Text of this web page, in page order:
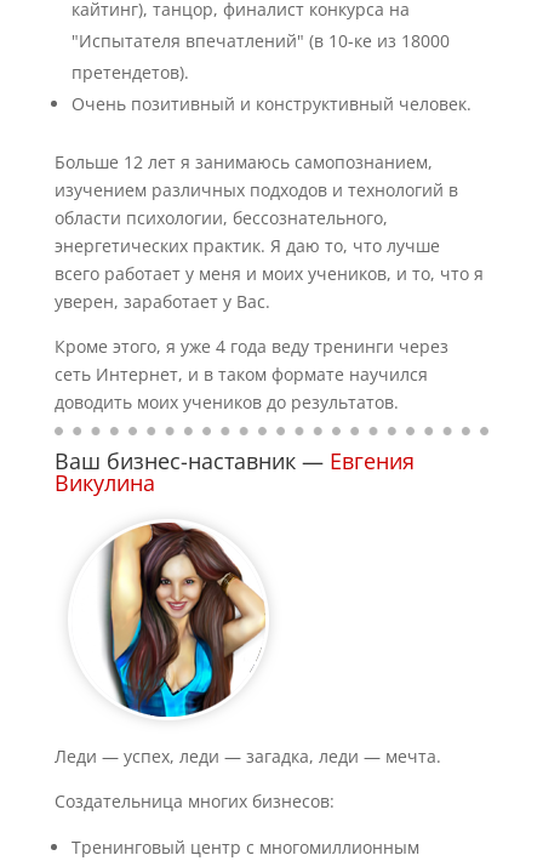
кайтинг), танцор, финалист конкурса на
"Испытателя впечатлений" (в 10-ке из 18000
претендетов).
Очень позитивный и конструктивный человек.
Больше 12 лет я занимаюсь самопознанием,
изучением различных подходов и технологий в
области психологии, бессознательного,
энергетических практик. Я даю то, что лучше
всего работает у меня и моих учеников, и то, что я
уверен, заработает у Вас.
Кроме этого, я уже 4 года веду тренинги через
сеть Интернет, и в таком формате научился
доводить моих учеников до результатов.
Ваш бизнес-наставник — Евгения
Викулина
Леди — успех, леди — загадка, леди — мечта.
Создательница многих бизнесов:
Тренинговый центр с многомиллионным